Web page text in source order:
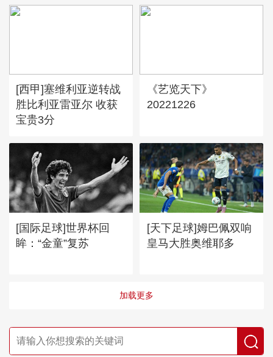
[西甲]塞维利亚逆转战
胜比利亚雷亚尔 收获
宝贵3分
《艺览天下》
20221226
[国际足球]世界杯回
眸：“金童”复苏
[天下足球]姆巴佩双响
皇马大胜奥维耶多
加载更多